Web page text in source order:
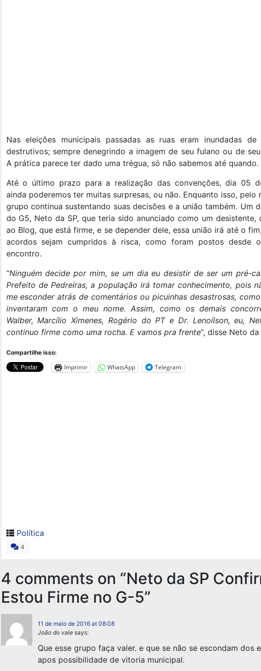
Nas eleições municipais passadas as ruas eram inundadas de
destrutivos; sempre denegrindo a imagem de seu fulano ou de
A prática parece ter dado uma trégua, só não sabemos até quando.
Até o último prazo para a realização das convenções, dia 05
ainda poderemos ter muitas surpresas, ou não. Enquanto isso, pelo
grupo continua sustentando suas decisões e a união também. Um
do G5, Neto da SP, que teria sido anunciado como um desistente,
ao Blog, que está firme, e se depender dele, essa união irá até o
acordos sejam cumpridos à risca, como foram postos desde
encontro.
“Ninguém decide por mim, se um dia eu desistir de ser um pré-
Prefeito de Pedreiras, a população irá tomar conhecimento, pois
me esconder atrás de comentários ou picuinhas desastrosas,
inventaram com o meu nome. Assim, como os demais
Walber, Marcílio Ximenes, Rogério do PT e Dr. Lenoílson, eu,
continuo firme como uma rocha. E vamos pra frente“, disse Neto da
Compartilhe isso:
Imprimir WhatsApp Telegram
Política
4
4 comments on “Neto da SP
Estou Firme no G-5”
11 de maio de 2016 at 08:08
João do vale says:
Que esse grupo faça valer. e que se não se escondam dos
apos possibilidade de vitoria municipal.